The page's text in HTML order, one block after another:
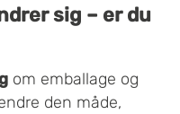
sig – er du
om emballage og
den måde,